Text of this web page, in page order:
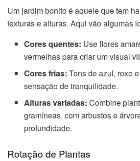
Um jardim bonito é aquele que tem
texturas e alturas. Aqui vão algumas
Cores quentes: Use flores
vermelhas para criar um visual
Cores frias: Tons de azul, roxo
sensação de tranquilidade.
Alturas variadas: Combine
gramíneas, com arbustos e
profundidade.
Rotação de Plantas